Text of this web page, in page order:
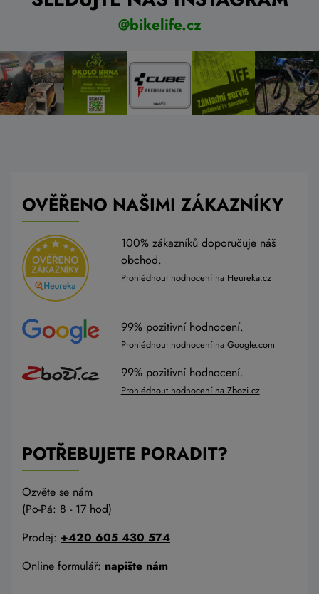
@bikelife.cz
OVĚŘENO NAŠIMI ZÁKAZNÍKY
100% zákazníků doporučuje náš
obchod.
Prohlédnout hodnocení na Heureka.cz
99% pozitivní hodnocení.
Prohlédnout hodnocení na Google.com
99% pozitivní hodnocení.
Prohlédnout hodnocení na Zbozi.cz
POTŘEBUJETE PORADIT?
Ozvěte se nám
(Po-Pá: 8 - 17 hod)
Prodej: +420 605 430 574
Online formulář: napište nám